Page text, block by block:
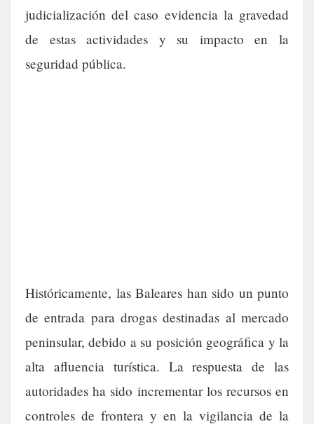
judicialización del caso evidencia la gravedad
de estas actividades y su impacto en la
seguridad pública.
Históricamente, las Baleares han sido un punto
de entrada para drogas destinadas al mercado
peninsular, debido a su posición geográfica y la
alta afluencia turística. La respuesta de las
autoridades ha sido incrementar los recursos en
controles de frontera y en la vigilancia de la